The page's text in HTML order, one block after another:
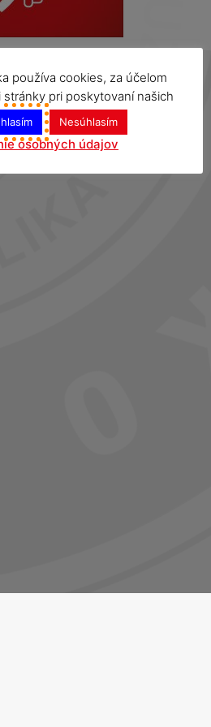
používa cookies, za účelom
pri poskytovaní našich
Nesúhlasím
osobných údajov